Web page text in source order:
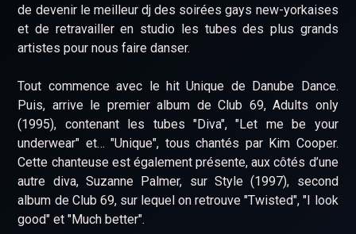
de devenir le meilleur dj des soirées gays new-yorkaises
et de retravailler en studio les tubes des plus grands
artistes pour nous faire danser.
Tout commence avec le hit Unique de Danube Dance.
Puis, arrive le premier album de Club 69, Adults only
(1995), contenant les tubes "Diva", "Let me be your
underwear" et… "Unique", tous chantés par Kim Cooper.
Cette chanteuse est également présente, aux côtés d’une
autre diva, Suzanne Palmer, sur Style (1997), second
album de Club 69, sur lequel on retrouve "Twisted", "I look
good" et "Much better".